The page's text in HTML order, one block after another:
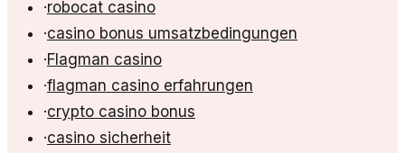
·robocat casino
·casino bonus umsatzbedingungen
·Flagman casino
·flagman casino erfahrungen
·crypto casino bonus
·casino sicherheit